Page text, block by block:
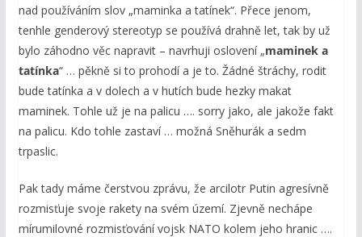
nad používáním slov „maminka a tatínek“. Přece jenom,
tenhle genderový stereotyp se používá drahně let, tak by už
bylo záhodno věc napravit – navrhuji oslovení „maminek a
tatínka“ … pěkně si to prohodí a je to. Žádné štráchy, rodit
bude tatínka a v dolech a v hutích bude hezky makat
maminek. Tohle už je na palicu …. sorry jako, ale jakože fakt
na palicu. Kdo tohle zastaví … možná Sněhurák a sedm
trpaslic.
Pak tady máme čerstvou zprávu, že arcilotr Putin agresívně
rozmisťuje svoje rakety na svém území. Zjevně nechápe
mírumilovné rozmisťování vojsk NATO kolem jeho hranic ….